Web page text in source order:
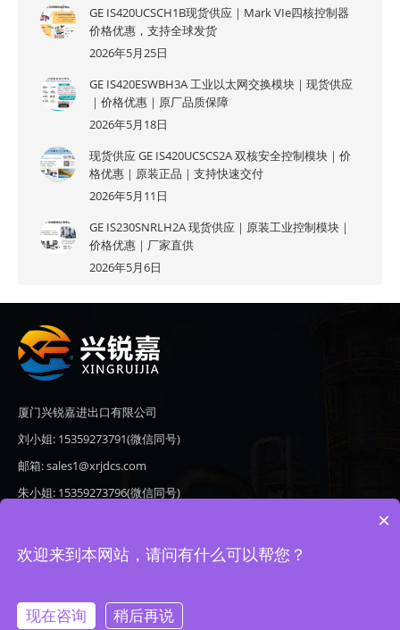
GE IS420UCSCH1B现货供应｜Mark VIe四核控制器
价格优惠，支持全球发货
2026年5月25日
GE IS420ESWBH3A 工业以太网交换模块｜现货供应
｜价格优惠｜原厂品质保障
2026年5月18日
现货供应 GE IS420UCSCS2A 双核安全控制模块｜价
格优惠｜原装正品｜支持快速交付
2026年5月11日
GE IS230SNRLH2A 现货供应｜原装工业控制模块｜
价格优惠｜厂家直供
2026年5月6日
厦门兴锐嘉进出口有限公司
刘小姐: 15359273791(微信同号)
邮箱: sales1@xrjdcs.com
朱小姐: 15359273796(微信同号)
地址: 厦门市翔安区新澳路510号海峡现代城A座6楼609
Copyright © 2020-2026 厦门兴锐嘉进出口有限公司 版权所有 备案号：
×
欢迎来到本网站，请问有什么可以帮您？
现在咨询 稍后再说